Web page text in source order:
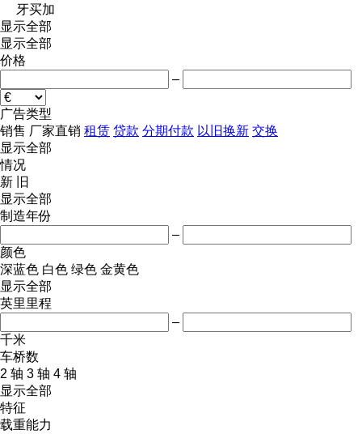
牙买加
显示全部
显示全部
价格
–
广告类型
销售 厂家直销 租赁 贷款 分期付款 以旧换新 交换
显示全部
情况
新
旧
显示全部
制造年份
–
颜色
深蓝色 白色 绿色 金黄色
显示全部
英里里程
–
千米
车桥数
2 轴 3 轴 4 轴
显示全部
特征
载重能力